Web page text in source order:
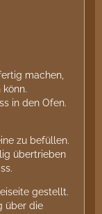
machen,
in den Ofen.
zu befüllen.
übertrieben
gestellt.
über die